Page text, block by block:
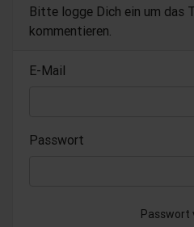
Bitte logge Dich ein um das
kommentieren.
E-Mail
Passwort
Passwort